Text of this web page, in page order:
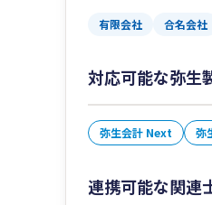
有限会社 合名会社
対応可能な弥生
弥生会計 Next 弥
連携可能な関連